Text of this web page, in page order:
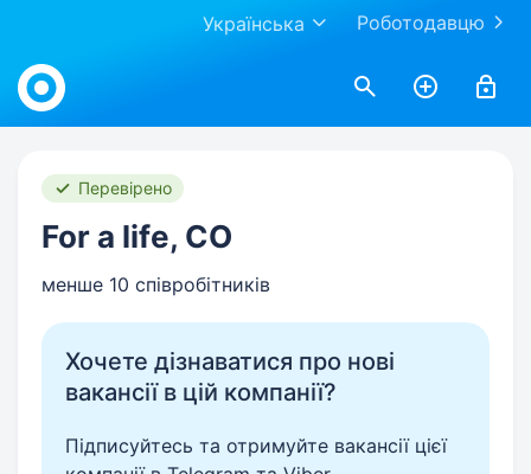
Роботодавцю
Українська
Work.ua
Перевірено
For a life, CO
менше 10 співробітників
Хочете дізнаватися про нові
вакансії в цій компанії?
Підписуйтесь та отримуйте вакансії цієї